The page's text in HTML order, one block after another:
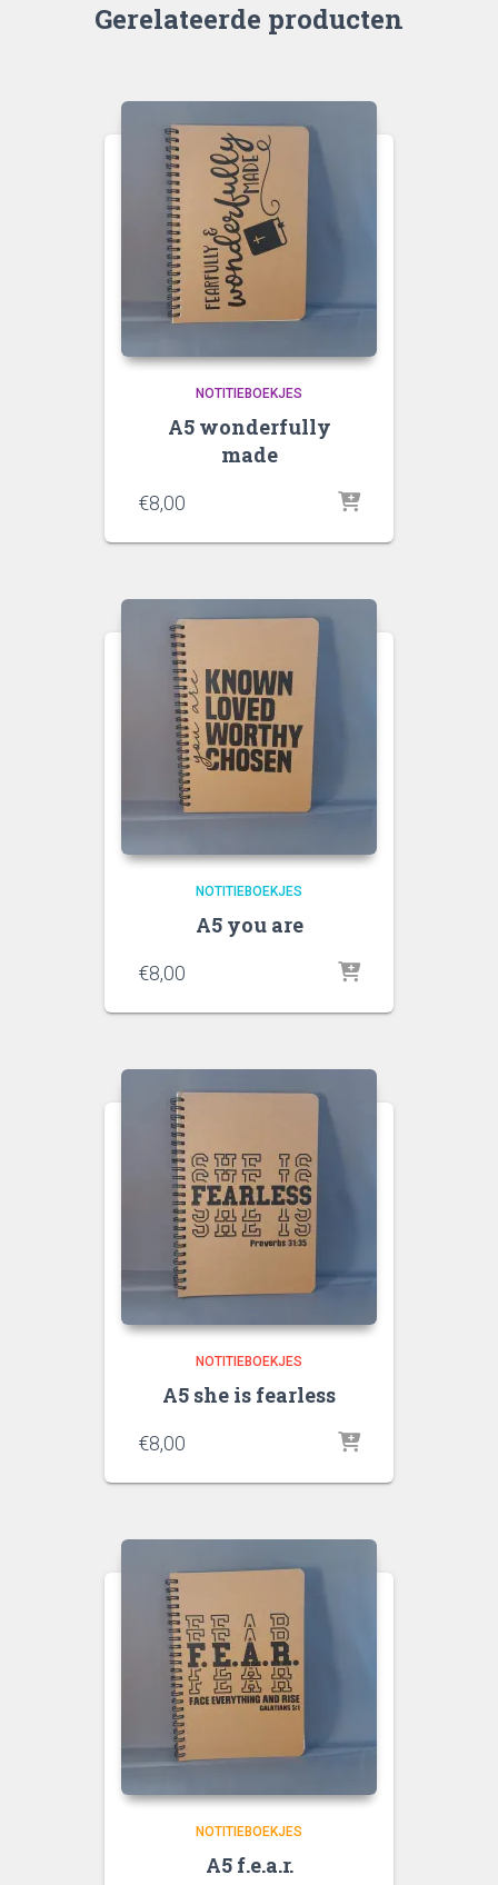
Gerelateerde producten
NOTITIEBOEKJES
A5 wonderfully
made
€8,00
NOTITIEBOEKJES
A5 you are
€8,00
NOTITIEBOEKJES
A5 she is fearless
€8,00
NOTITIEBOEKJES
A5 f.e.a.r.